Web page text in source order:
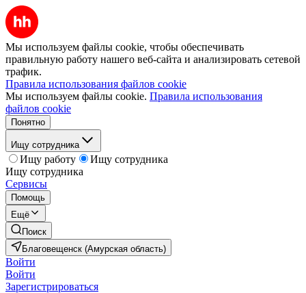
Мы используем файлы cookie, чтобы обеспечивать
правильную работу нашего веб-сайта и анализировать сетевой
трафик.
Правила использования файлов cookie
Мы используем файлы cookie. Правила использования
файлов cookie
Понятно
Ищу сотрудника
Ищу работу
Ищу сотрудника
Ищу сотрудника
Сервисы
Помощь
Ещё
Поиск
Благовещенск (Амурская область)
Войти
Войти
Зарегистрироваться